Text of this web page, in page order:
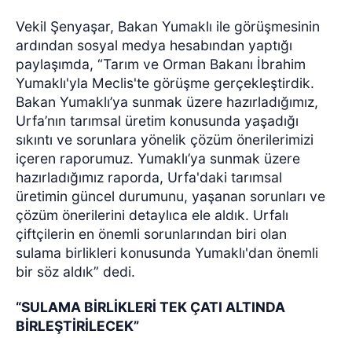
Vekil Şenyaşar, Bakan Yumaklı ile görüşmesinin
ardından sosyal medya hesabından yaptığı
paylaşımda, “Tarım ve Orman Bakanı İbrahim
Yumaklı'yla Meclis'te görüşme gerçekleştirdik.
Bakan Yumaklı’ya sunmak üzere hazırladığımız,
Urfa’nın tarımsal üretim konusunda yaşadığı
sıkıntı ve sorunlara yönelik çözüm önerilerimizi
içeren raporumuz. Yumaklı’ya sunmak üzere
hazırladığımız raporda, Urfa'daki tarımsal
üretimin güncel durumunu, yaşanan sorunları ve
çözüm önerilerini detaylıca ele aldık. Urfalı
çiftçilerin en önemli sorunlarından biri olan
sulama birlikleri konusunda Yumaklı'dan önemli
bir söz aldık” dedi.
“SULAMA BİRLİKLERİ TEK ÇATI ALTINDA
BİRLEŞTİRİLECEK”